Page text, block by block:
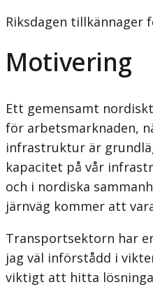
Riksdagen tillkännager
Motivering
Ett gemensamt
för arbetsmarknaden,
infrastruktur är
kapacitet på vår
och i nordiska
järnväg kommer att
Transportsektorn har
jag väl införstådd i
viktigt att hitta